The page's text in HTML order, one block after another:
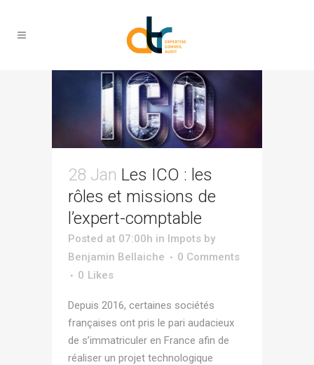
conseil Tag
28 Jan Les ICO : les
rôles et missions de
l’expert-comptable
Posted at 07:00h in Impots by
Benjamin Bellaiche
0 Comments
0 Likes
Depuis 2016, certaines sociétés
françaises ont pris le pari audacieux
de s’immatriculer en France afin de
réaliser un projet technologique